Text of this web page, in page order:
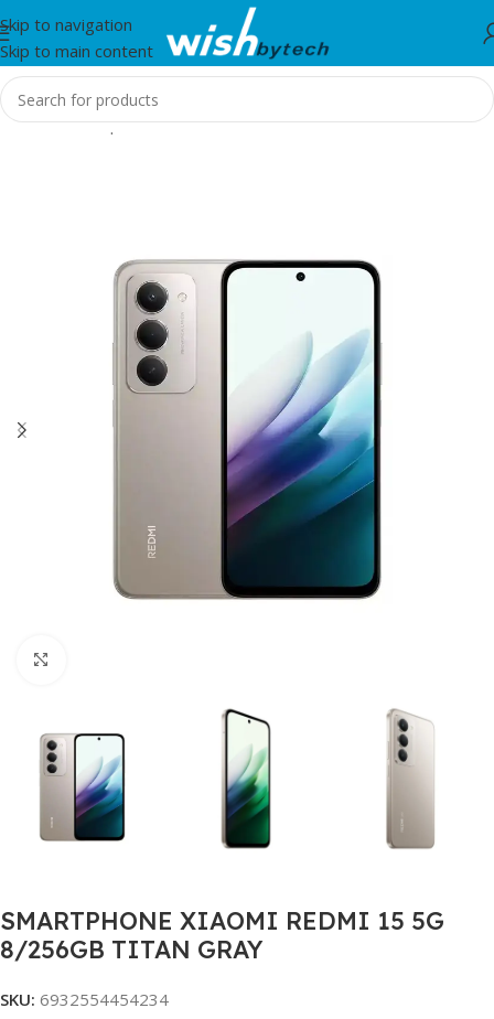
Skip to navigation
Skip to main content
Home/Smartphones
SMARTPHONE XIAOMI REDMI 15 5G
8/256GB TITAN GRAY
SKU: 6932554454234